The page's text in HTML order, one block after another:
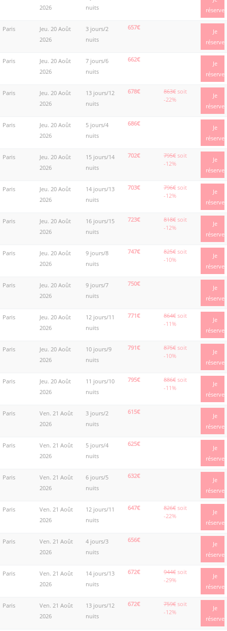
2026
nuits
réserve
Paris
Jeu. 20 Août
2026
3 jours/2
nuits
657€
Je
réserve
Paris
Jeu. 20 Août
2026
7 jours/6
nuits
662€
Je
réserve
Paris
Jeu. 20 Août
2026
13 jours/12
nuits
678€ 863€ soit
-22%
Je
réserve
Paris
Jeu. 20 Août
2026
5 jours/4
nuits
686€
Je
réserve
Paris
Jeu. 20 Août
2026
15 jours/14
nuits
702€ 795€ soit
-12%
Je
réserve
Paris
Jeu. 20 Août
2026
14 jours/13
nuits
703€ 796€ soit
-12%
Je
réserve
Paris
Jeu. 20 Août
2026
16 jours/15
nuits
723€ 818€ soit
-12%
Je
réserve
Paris
Jeu. 20 Août
2026
9 jours/8
nuits
747€ 825€ soit
-10%
Je
réserve
Paris
Jeu. 20 Août
2026
9 jours/7
nuits
750€
Je
réserve
Paris
Jeu. 20 Août
2026
12 jours/11
nuits
771€ 864€ soit
-11%
Je
réserve
Paris
Jeu. 20 Août
2026
10 jours/9
nuits
791€ 875€ soit
-10%
Je
réserve
Paris
Jeu. 20 Août
2026
11 jours/10
nuits
795€ 886€ soit
-11%
Je
réserve
Paris
Ven. 21 Août
2026
3 jours/2
nuits
615€
Je
réserve
Paris
Ven. 21 Août
2026
5 jours/4
nuits
625€
Je
réserve
Paris
Ven. 21 Août
2026
6 jours/5
nuits
632€
Je
réserve
Paris
Ven. 21 Août
2026
12 jours/11
nuits
647€ 826€ soit
-22%
Je
réserve
Paris
Ven. 21 Août
2026
4 jours/3
nuits
656€
Je
réserve
Paris
Ven. 21 Août
2026
14 jours/13
nuits
672€ 944€ soit
-29%
Je
réserve
Paris
Ven. 21 Août
2026
13 jours/12
nuits
672€ 759€ soit
-12%
Je
réserve